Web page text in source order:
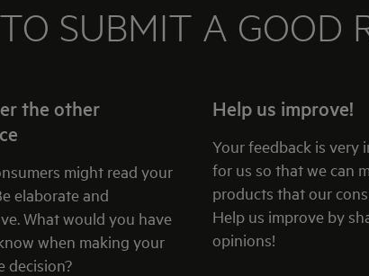
SUBMIT A GOOD
the other
might read your
elaborate and
What would you have
when making your
decision?
Help us improve!
Your feedback is very
for us so that we can
products that our
Help us improve by
opinions!